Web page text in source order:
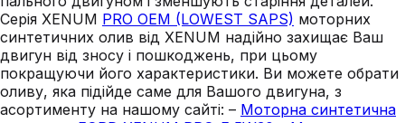
Серія XENUM PRO OEM (LOWEST SAPS) моторних
синтетичних олив від XENUM надійно захищає Ваш
двигун від зносу і пошкоджень, при цьому
покращуючи його характеристики. Ви можете обрати
оливу, яка підійде саме для Вашого двигуна, з
асортименту на нашому сайті: – Моторна синтетична